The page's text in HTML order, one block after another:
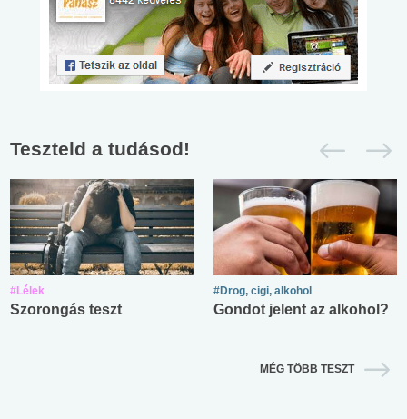
Teszteld a tudásod!
#Lélek
Szorongás teszt
#Drog, cigi, alkohol
Gondot jelent az alkohol?
MÉG TÖBB TESZT